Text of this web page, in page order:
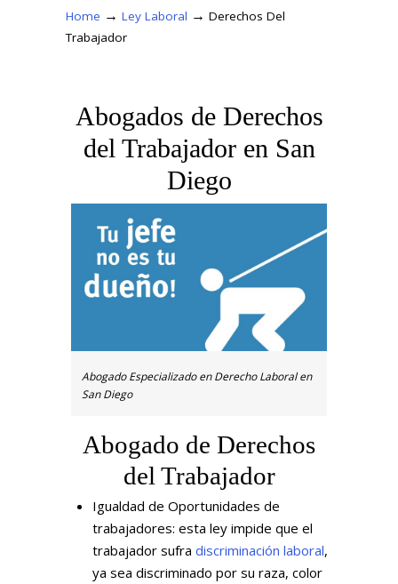
Home → Ley Laboral → Derechos Del
Trabajador
Abogados de Derechos
del Trabajador en San
Diego
Abogado Especializado en Derecho Laboral en
San Diego
Abogado de Derechos
del Trabajador
Igualdad de Oportunidades de
trabajadores: esta ley impide que el
trabajador sufra discriminación laboral,
ya sea discriminado por su raza, color